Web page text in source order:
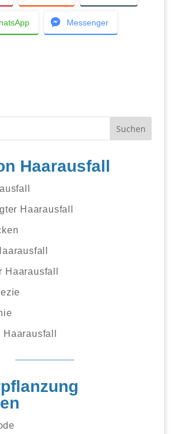
Messenger
Haarausfall
Haarausfall
Haarausfall